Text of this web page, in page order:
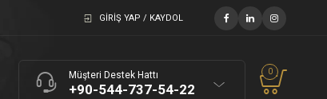
GIRIŞ YAP / KAYDOL
Müşteri Destek Hattı
+90-544-737-54-22
0